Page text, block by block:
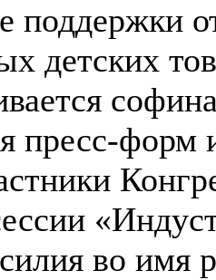
поддержки
детских
пресс-
во имя